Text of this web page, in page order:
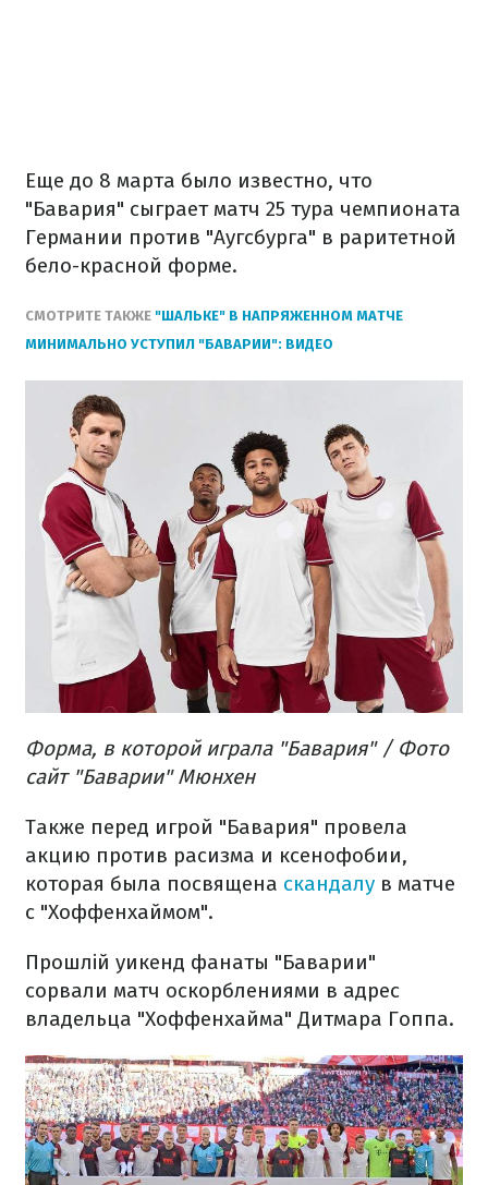
Еще до 8 марта было известно, что
"Бавария" сыграет матч 25 тура чемпионата
Германии против "Аугсбурга" в раритетной
бело-красной форме.
СМОТРИТЕ ТАКЖЕ "ШАЛЬКЕ" В НАПРЯЖЕННОМ МАТЧЕ
МИНИМАЛЬНО УСТУПИЛ "БАВАРИИ": ВИДЕО
Форма, в которой играла "Бавария" / Фото
сайт "Баварии" Мюнхен
Также перед игрой "Бавария" провела
акцию против расизма и ксенофобии,
которая была посвящена скандалу в матче
с "Хоффенхаймом".
Прошлій уикенд фанаты "Баварии"
сорвали матч оскорблениями в адрес
владельца "Хоффенхайма" Дитмара Гоппа.